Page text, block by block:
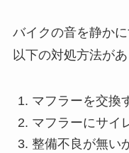
バイクの音を静か
以下の対処方法があ
マフラーを交換
マフラーにサイ
整備不良が無い